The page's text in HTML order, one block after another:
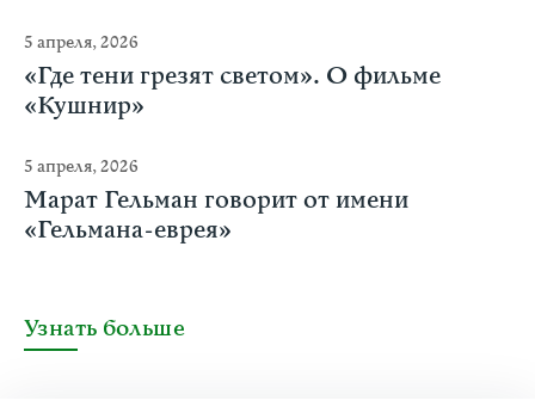
5 апреля, 2026
«Где тени грезят светом». О фильме
«Кушнир»
5 апреля, 2026
Марат Гельман говорит от имени
«Гельмана-еврея»
Узнать больше